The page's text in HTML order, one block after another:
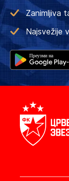
Zanimljiva
Najsvežije